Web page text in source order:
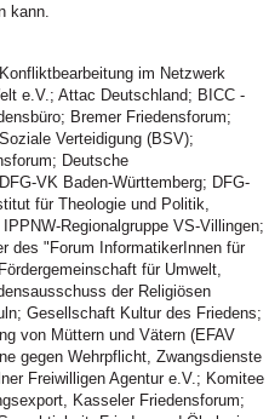
kann.
im Netzwerk
e.V.; Attac Deutschland; BICC -
Bremer Friedensforum;
Verteidigung (BSV);
Deutsche
VK Baden-Württemberg; DFG-
für Theologie und Politik,
Regionalgruppe VS-Villingen;
des "Forum InformatikerInnen für
für Umwelt,
der Religiösen
Gesellschaft Kultur des Friedens;
von Müttern und Vätern (EFAV
gegen Wehrpflicht, Zwangsdienste
Freiwilligen Agentur e.V.; Komitee
Kasseler Friedensforum;